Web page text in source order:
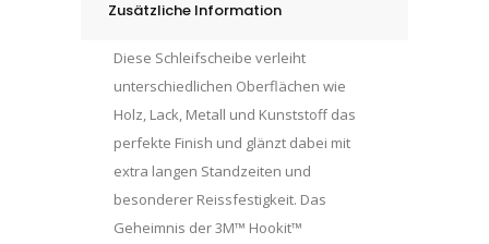
Zusätzliche Information
Diese Schleifscheibe verleiht
unterschiedlichen Oberflächen wie
Holz, Lack, Metall und Kunststoff das
perfekte Finish und glänzt dabei mit
extra langen Standzeiten und
besonderer Reissfestigkeit. Das
Geheimnis der 3M™ Hookit™